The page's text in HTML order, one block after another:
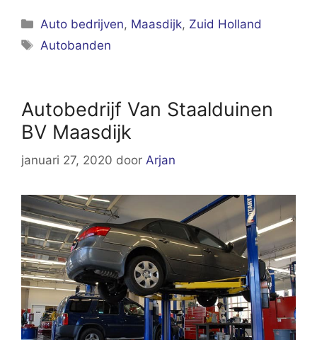
Categorieën
Auto bedrijven, Maasdijk, Zuid Holland
Tags
Autobanden
Autobedrijf Van Staalduinen
BV Maasdijk
januari 27, 2020 door Arjan